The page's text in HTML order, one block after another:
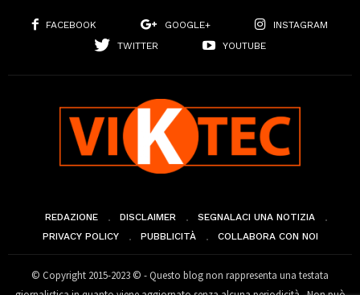
FACEBOOK GOOGLE+
INSTAGRAM
TWITTER
YOUTUBE
REDAZIONE DISCLAIMER
SEGNALACI UNA NOTIZIA
PRIVACY POLICY
PUBBLICITÀ COLLABORA CON NOI
© Copyright 2015-2023 © - Questo blog non rappresenta una testata